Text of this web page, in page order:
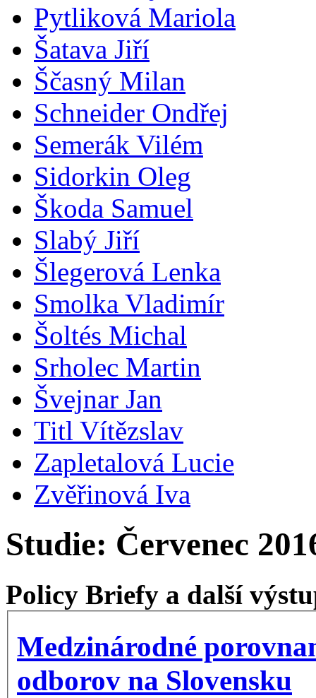
Pytliková Mariola
Šatava Jiří
Ščasný Milan
Schneider Ondřej
Semerák Vilém
Sidorkin Oleg
Škoda Samuel
Slabý Jiří
Šlegerová Lenka
Smolka Vladimír
Šoltés Michal
Srholec Martin
Švejnar Jan
Titl Vítězslav
Zapletalová Lucie
Zvěřinová Iva
Studie: Červenec
Policy Briefy a další
Medzinárodné
odborov na Slovensku